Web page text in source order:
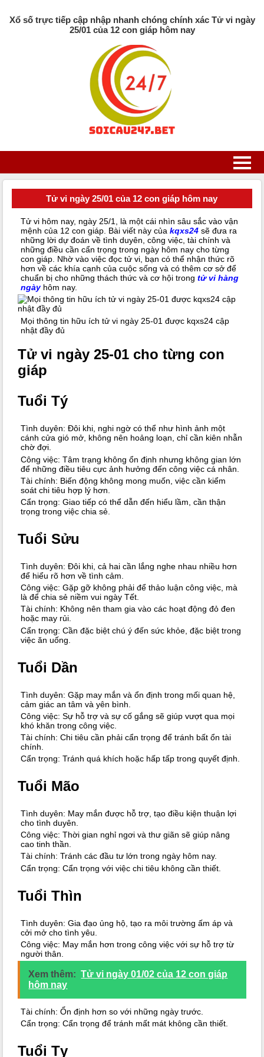
Xổ số trực tiếp cập nhập nhanh chóng chính xác Tử vi ngày
25/01 của 12 con giáp hôm nay
Tử vi ngày 25/01 của 12 con giáp hôm nay
Tử vi hôm nay, ngày 25/1, là một cái nhìn sâu sắc vào vận
mệnh của 12 con giáp. Bài viết này của kqxs24 sẽ đưa ra
những lời dự đoán về tình duyên, công việc, tài chính và
những điều cần cẩn trọng trong ngày hôm nay cho từng
con giáp. Nhờ vào việc đọc tử vi, bạn có thể nhận thức rõ
hơn về các khía cạnh của cuộc sống và có thêm cơ sở để
chuẩn bị cho những thách thức và cơ hội trong tử vi hàng
ngàyhôm nay.
Mọi thông tin hữu ích tử vi ngày 25-01 được kqxs24 cập
nhật đầy đủ
Tử vi ngày 25-01 cho từng con
giáp
Tuổi Tý
Tình duyên: Đôi khi, nghi ngờ có thể như hình ảnh một
cánh cửa gió mở, không nên hoảng loạn, chỉ cần kiên nhẫn
chờ đợi.
Công việc: Tâm trạng không ổn định nhưng không gian lớn
để những điều tiêu cực ảnh hưởng đến công việc cá nhân.
Tài chính: Biến động không mong muốn, việc cần kiểm
soát chi tiêu hợp lý hơn.
Cẩn trọng: Giao tiếp có thể dẫn đến hiểu lầm, cần thận
trọng trong việc chia sẻ.
Tuổi Sửu
Tình duyên: Đôi khi, cả hai cần lắng nghe nhau nhiều hơn
để hiểu rõ hơn về tình cảm.
Công việc: Gặp gỡ không phải để thảo luận công việc, mà
là để chia sẻ niềm vui ngày Tết.
Tài chính: Không nên tham gia vào các hoạt động đỏ đen
hoặc may rủi.
Cẩn trọng: Cần đặc biệt chú ý đến sức khỏe, đặc biệt trong
việc ăn uống.
Tuổi Dần
Tình duyên: Gặp may mắn và ổn định trong mối quan hệ,
cảm giác an tâm và yên bình.
Công việc: Sự hỗ trợ và sự cố gắng sẽ giúp vượt qua mọi
khó khăn trong công việc.
Tài chính: Chi tiêu cần phải cẩn trọng để tránh bất ổn tài
chính.
Cẩn trọng: Tránh quá khích hoặc hấp tấp trong quyết định.
Tuổi Mão
Tình duyên: May mắn được hỗ trợ, tạo điều kiện thuận lợi
cho tình duyên.
Công việc: Thời gian nghỉ ngơi và thư giãn sẽ giúp nâng
cao tinh thần.
Tài chính: Tránh các đầu tư lớn trong ngày hôm nay.
Cẩn trọng: Cẩn trọng với việc chi tiêu không cần thiết.
Tuổi Thìn
Tình duyên: Gia đạo ủng hộ, tạo ra môi trường ấm áp và
cởi mở cho tình yêu.
Công việc: May mắn hơn trong công việc với sự hỗ trợ từ
người thân.
Xem thêm: Tử vi ngày 01/02 của 12 con giáp
hôm nay
Tài chính: Ổn định hơn so với những ngày trước.
Cẩn trọng: Cẩn trọng để tránh mất mát không cần thiết.
Tuổi Tỵ